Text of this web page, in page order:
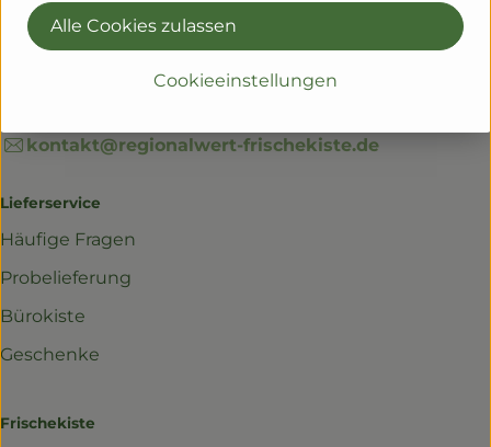
Sie haben eine Frage? Wir helfen gerne:
Ziegelhofstr. 202
kontakt@regionalwert-frischekiste.de
Lieferservice
Häufige Fragen
Probelieferung
Bürokiste
Geschenke
Frischekiste
Cookieeinstellungen
Alle Cookies zulassen